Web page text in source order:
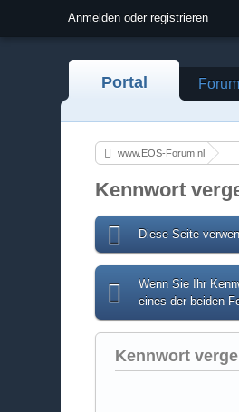
Anmelden oder registrieren
Portal Forum
www.EOS-Forum.nl
Kennwort
Diese Seite
Wenn Sie Ihr
eines der beiden
Kennwort